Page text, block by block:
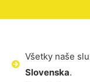
Všetky naše
Slovenska.